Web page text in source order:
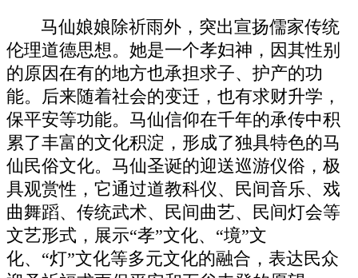
马仙娘娘除祈雨外，突出宣扬儒家传统
伦理道德思想。她是一个孝妇神，因其性别
的原因在有的地方也承担求子、护产的功
能。后来随着社会的变迁，也有求财升学，
保平安等功能。马仙信仰在千年的承传中积
累了丰富的文化积淀，形成了独具特色的马
仙民俗文化。马仙圣诞的迎送巡游仪俗，极
具观赏性，它通过道教科仪、民间音乐、戏
曲舞蹈、传统武术、民间曲艺、民间灯会等
文艺形式，展示“孝”文化、“境”文
化、“灯”文化等多元文化的融合，表达民众